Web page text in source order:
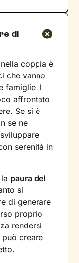
di
coppia è
che vanno
famiglie il
affrontato
Se si è
se ne
serenità in
paura del
si
di generare
proprio
rendersi
creare